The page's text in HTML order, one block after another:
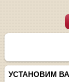
УСТАНОВИМ